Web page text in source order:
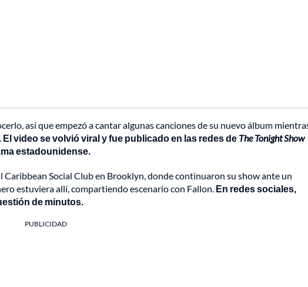
así que empezó a cantar algunas canciones de su nuevo álbum
El video se volvió viral y fue publicado en las redes de The Tonight Show
estadounidense.
Social Club en Brooklyn, donde continuaron su show ante un
estuviera allí, compartiendo escenario con Fallon. En redes sociales,
de minutos.
PUBLICIDAD